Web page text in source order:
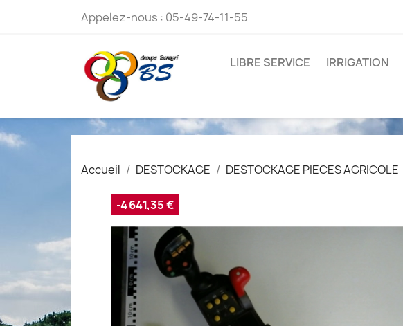
Appelez-nous : 05-49-74-11-55
LIBRE SERVICE IRRIGATION
Accueil DESTOCKAGE DESTOCKAGE PIECES AGRICOLE
-4 641,35 €